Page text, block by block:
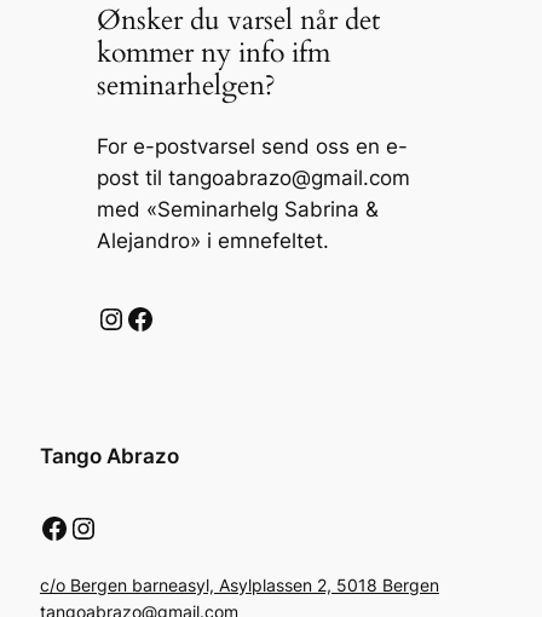
Ønsker du varsel når det
kommer ny info ifm
seminarhelgen?
For e-postvarsel send oss en e-
post til tangoabrazo@gmail.com
med «Seminarhelg Sabrina &
Alejandro» i emnefeltet.
Instagram Facebook
Tango Abrazo
Facebook Instagram
c/o Bergen barneasyl, Asylplassen 2, 5018 Bergen
tangoabrazo@gmail.com